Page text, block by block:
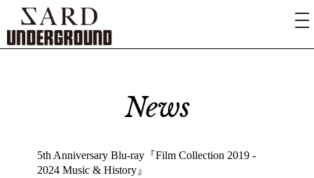
News
5th Anniversary Blu-ray『Film Collection 2019 -
2024 Music & History』